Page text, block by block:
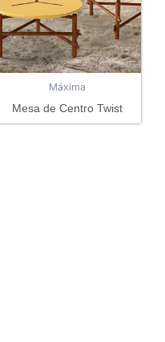
Máxima
Mesa de Centro Twist